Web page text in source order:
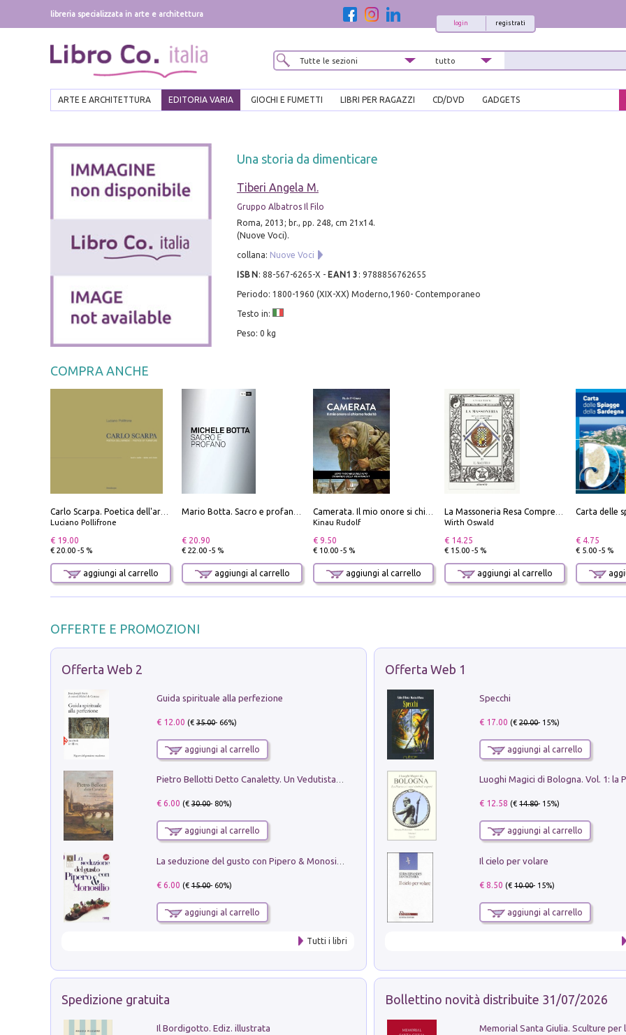
libreria specializzata in arte e architettura
registrati
login
ARTE E ARCHITETTURA EDITORIA VARIA GIOCHI E FUMETTI LIBRI PER RAGAZZI CD/DVD GADGETS
Una storia da dimenticare
Tiberi Angela M.
Gruppo Albatros Il Filo
Roma, 2013; br., pp. 248, cm 21x14.
(Nuove Voci).
collana: Nuove Voci
ISBN : 88-567-6265-X - EAN13 : 9788856762655
Periodo: 1800-1960 (XIX-XX) Moderno,1960- Contemporaneo
Testo in:
Peso: 0 kg
COMPRA ANCHE
Carlo Scarpa. Poetica dell'arredo. Tavoli e sedie-Poetics of furniture. Tables and chairs. Ediz. bilingue
Luciano Pollifrone
€ 19.00
€ 20.00 -5 %
aggiungi al carrello
Mario Botta. Sacro e profano-Sacred and profane
€ 20.90
€ 22.00 -5 %
aggiungi al carrello
Camerata. Il mio onore si chiama fedeltà
Kinau Rudolf
€ 9.50
€ 10.00 -5 %
aggiungi al carrello
La Massoneria Resa Comprensibile ai Suoi Adepti. Vol. 3: il Maestro.
Wirth Oswald
€ 14.25
€ 15.00 -5 %
aggiungi al carrello
€ 4.75
€ 5.00 -5 %
OFFERTE E PROMOZIONI
Offerta Web 2
Guida spirituale alla perfezione
€ 12.00 (€35.00- 66%)
aggiungi al carrello
Pietro Bellotti Detto Canaletty. Un Vedutista Veneziano nella Francia dell'Ancien Régime
€ 6.00 (€30.00- 80%)
aggiungi al carrello
€ 6.00 (€15.00- 60%)
aggiungi al carrello
Tutti i libri
Offerta Web 1
Specchi
€ 17.00 (€20.00- 15%)
aggiungi al carrello
€ 12.58 (€14.80- 15%)
aggiungi al carrello
Il cielo per volare
€ 8.50 (€10.00- 15%)
aggiungi al carrello
Spedizione gratuita
Il Bordigotto. Ediz. illustrata
Bollettino novità distribuite 31/07/2026